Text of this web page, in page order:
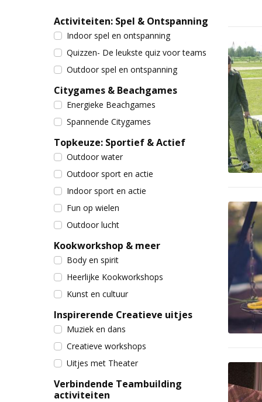
Activiteiten: Spel & Ontspanning
Indoor spel en ontspanning
Quizzen- De leukste quiz voor teams
Outdoor spel en ontspanning
Citygames & Beachgames
Energieke Beachgames
Spannende Citygames
Topkeuze: Sportief & Actief
Outdoor water
Outdoor sport en actie
Indoor sport en actie
Fun op wielen
Outdoor lucht
Kookworkshop & meer
Body en spirit
Heerlijke Kookworkshops
Kunst en cultuur
Inspirerende Creatieve uitjes
Muziek en dans
Creatieve workshops
Uitjes met Theater
Verbindende Teambuilding
activiteiten